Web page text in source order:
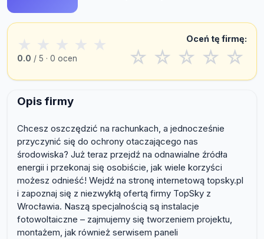
★ ★ ★ ★ ★
0.0 / 5 · 0 ocen
Oceń tę firmę:
☆ ☆ ☆ ☆ ☆
Opis firmy
Chcesz oszczędzić na rachunkach, a jednocześnie
przyczynić się do ochrony otaczającego nas
środowiska? Już teraz przejdź na odnawialne źródła
energii i przekonaj się osobiście, jak wiele korzyści
możesz odnieść! Wejdź na stronę internetową topsky.pl
i zapoznaj się z niezwykłą ofertą firmy TopSky z
Wrocławia. Naszą specjalnością są instalacje
fotowoltaiczne – zajmujemy się tworzeniem projektu,
montażem, jak również serwisem paneli